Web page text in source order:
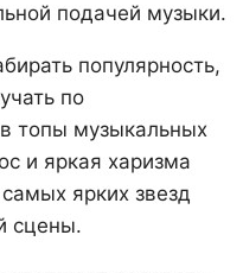
подачей музыки.
популярность,
по
топы музыкальных
и яркая харизма
ярких звезд
сцены.